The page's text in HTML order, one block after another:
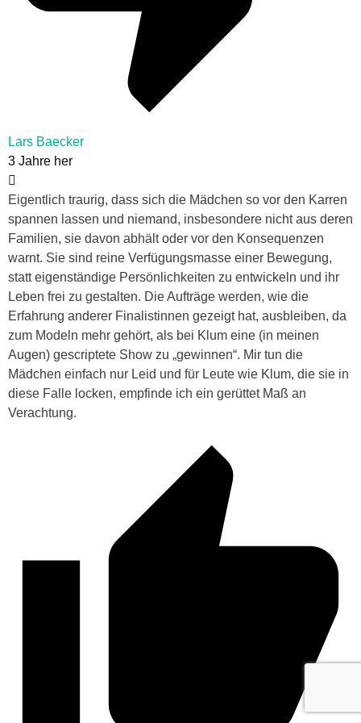
Lars Baecker
3 Jahre her
Eigentlich traurig, dass sich die Mädchen so vor den Karren
spannen lassen und niemand, insbesondere nicht aus deren
Familien, sie davon abhält oder vor den Konsequenzen
warnt. Sie sind reine Verfügungsmasse einer Bewegung,
statt eigenständige Persönlichkeiten zu entwickeln und ihr
Leben frei zu gestalten. Die Aufträge werden, wie die
Erfahrung anderer Finalistinnen gezeigt hat, ausbleiben, da
zum Modeln mehr gehört, als bei Klum eine (in meinen
Augen) gescriptete Show zu „gewinnen“. Mir tun die
Mädchen einfach nur Leid und für Leute wie Klum, die sie in
diese Falle locken, empfinde ich ein gerüttet Maß an
Verachtung.